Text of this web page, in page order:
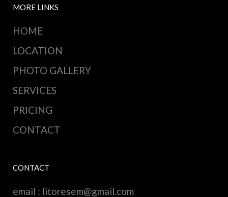
MORE LINKS
HOME
LOCATION
PHOTO GALLERY
SERVICES
PRICING
CONTACT
CONTACT
email : litoresem@gmail.com